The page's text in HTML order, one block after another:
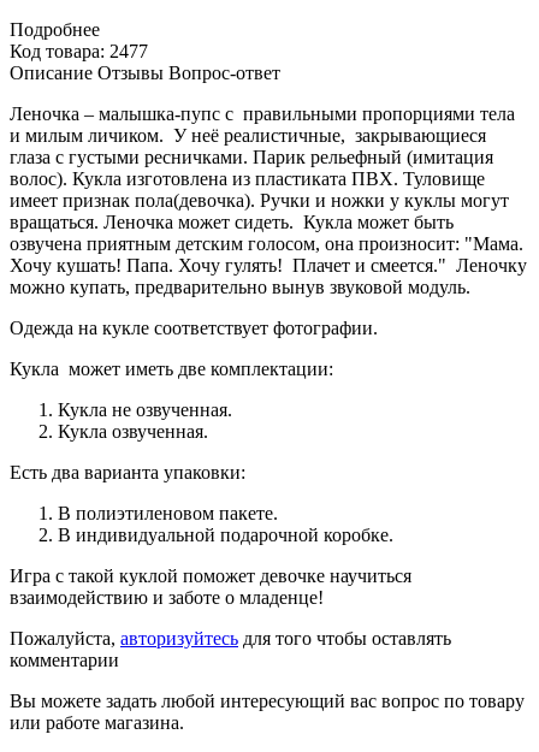
Подробнее
Код товара: 2477
Описание Отзывы Вопрос-ответ
Леночка – малышка-пупс с правильными пропорциями тела
и милым личиком. У неё реалистичные, закрывающиеся
глаза с густыми ресничками. Парик рельефный (имитация
волос). Кукла изготовлена из пластиката ПВХ. Туловище
имеет признак пола(девочка). Ручки и ножки у куклы могут
вращаться. Леночка может сидеть. Кукла может быть
озвучена приятным детским голосом, она произносит: "Мама.
Хочу кушать! Папа. Хочу гулять! Плачет и смеется." Леночку
можно купать, предварительно вынув звуковой модуль.
Одежда на кукле соответствует фотографии.
Кукла может иметь две комплектации:
Кукла не озвученная.
Кукла озвученная.
Есть два варианта упаковки:
В полиэтиленовом пакете.
В индивидуальной подарочной коробке.
Игра с такой куклой поможет девочке научиться
взаимодействию и заботе о младенце!
Пожалуйста, авторизуйтесь для того чтобы оставлять
комментарии
Вы можете задать любой интересующий вас вопрос по товару
или работе магазина.